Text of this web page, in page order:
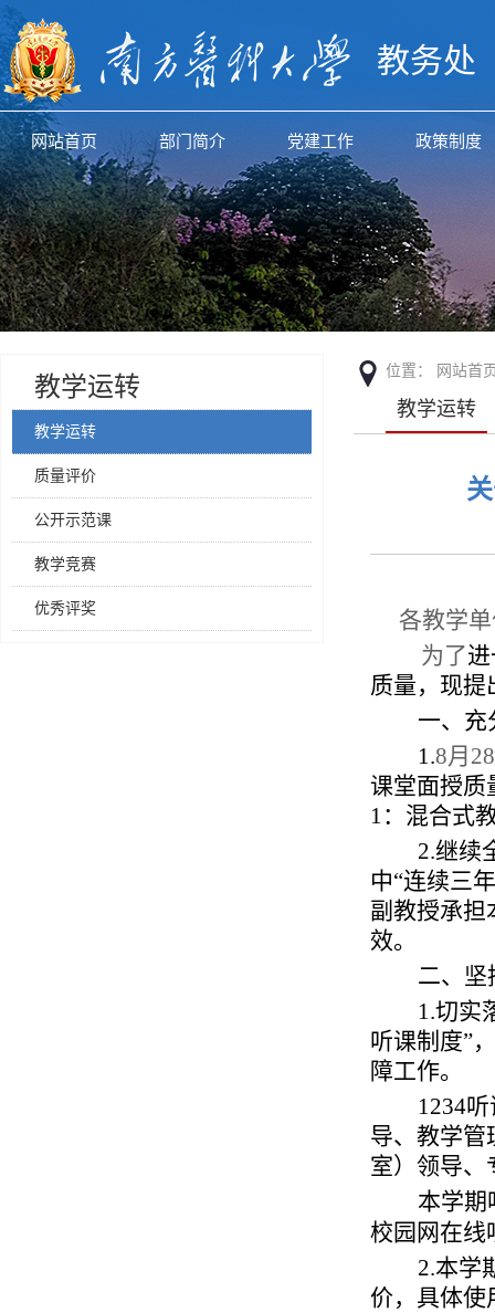
教务处
网站首页 部门简介 党建工作 政策制度
教学运转
教学运转
质量评价
公开示范课
教学竞赛
优秀评奖
位置： 网站首
教学运转
各教学
为了
质量，现提
一、充
1.8月 28
课堂面授质
1：混合式
2.继续
中“连续三
副教授承担
效。
二、坚
1.切实
听课制度”
障工作。
1234
导、教学管
室）领导、
本学期
校园网在线
2.本学
价，具体使